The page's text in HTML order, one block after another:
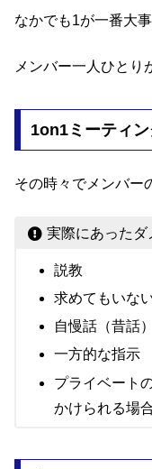
なかでも1が一番大事
メンバー一人ひとり
1on1ミーティ
その時々でメンバー
実際にあったダ
説教
求めてもいな
自慢話（昔話）
一方的な指示
プライベート
かけられる場